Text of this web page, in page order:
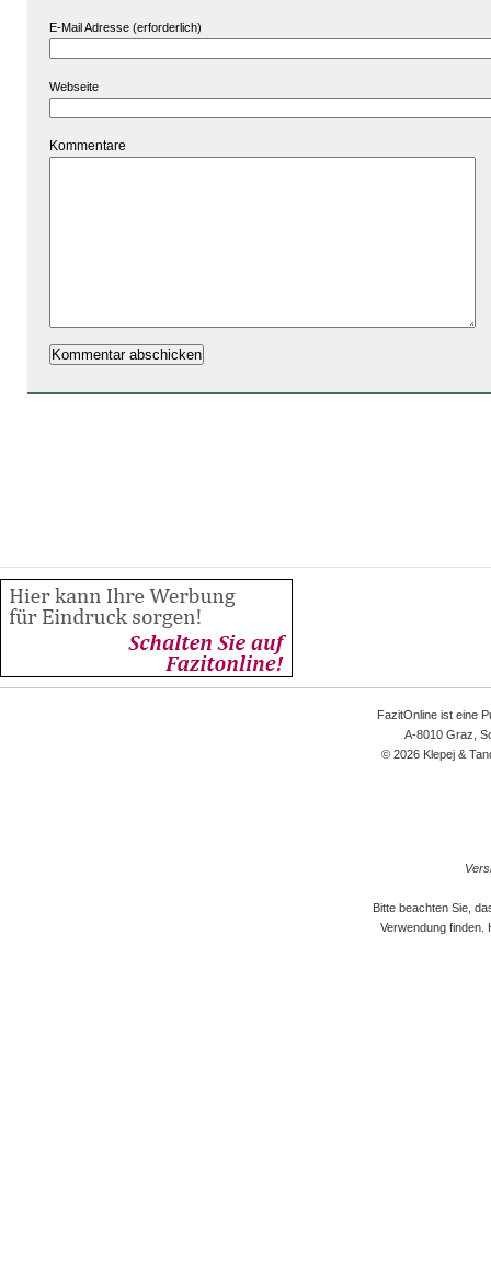
E-Mail Adresse (erforderlich)
Webseite
Kommentare
FazitOnline ist eine
A-8010 Graz,
© 2026 Klepej &
Bitte beachten Sie,
Verwendung finden.